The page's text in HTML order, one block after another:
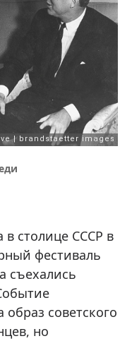
столице СССР в
фестиваль
съехались
советского
но